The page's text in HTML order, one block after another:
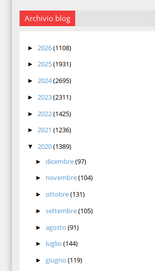
Archivio blog
► 2026(1108)
► 2025(1931)
► 2024(2695)
► 2023(2311)
► 2022(1425)
► 2021 (1236)
▼ 2020(1389)
► dicembre(97)
► novembre(104)
► ottobre(131)
► settembre(105)
► agosto (91)
► luglio (144)
► giugno (119)